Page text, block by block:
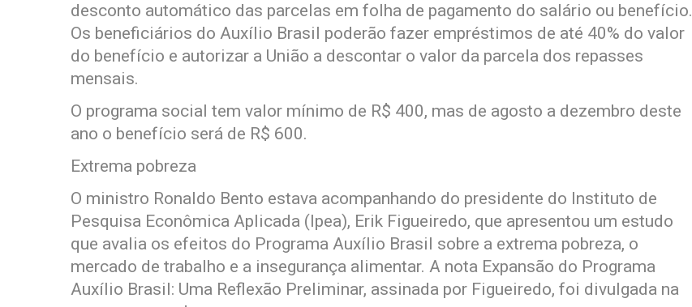
desconto automático das parcelas em folha de pagamento do salário ou benefício.
Os beneficiários do Auxílio Brasil poderão fazer empréstimos de até 40% do valor
do benefício e autorizar a União a descontar o valor da parcela dos repasses
mensais.
O programa social tem valor mínimo de R$ 400, mas de agosto a dezembro deste
ano o benefício será de R$ 600.
Extrema pobreza
O ministro Ronaldo Bento estava acompanhando do presidente do Instituto de
Pesquisa Econômica Aplicada (Ipea), Erik Figueiredo, que apresentou um estudo
que avalia os efeitos do Programa Auxílio Brasil sobre a extrema pobreza, o
mercado de trabalho e a insegurança alimentar. A nota Expansão do Programa
Auxílio Brasil: Uma Reflexão Preliminar, assinada por Figueiredo, foi divulgada na